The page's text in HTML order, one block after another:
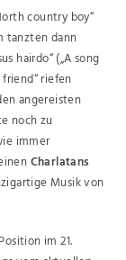
country boy“
tanzten dann
hairdo“ („A song
friend“ riefen
angereisten
noch zu
immer
Charlatans
Musik von
im 21.